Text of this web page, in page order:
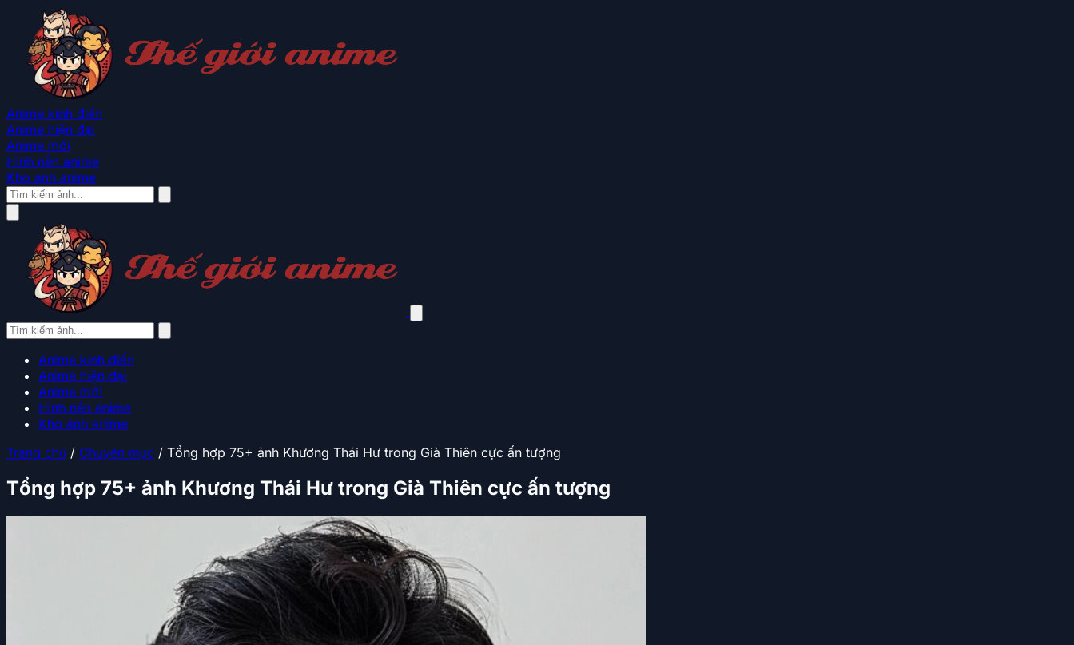
Anime kinh điển
Anime hiện đại
Anime mới
Hình nền anime
Kho ảnh anime
Anime kinh điển
Anime hiện đại
Anime mới
Hình nền anime
Kho ảnh anime
Trang chủ / Chuyên mục / Tổng hợp 75+ ảnh Khương Thái Hư trong Già Thiên cực ấn tượng
Tổng hợp 75+ ảnh Khương Thái Hư trong Già Thiên cực ấn tượng